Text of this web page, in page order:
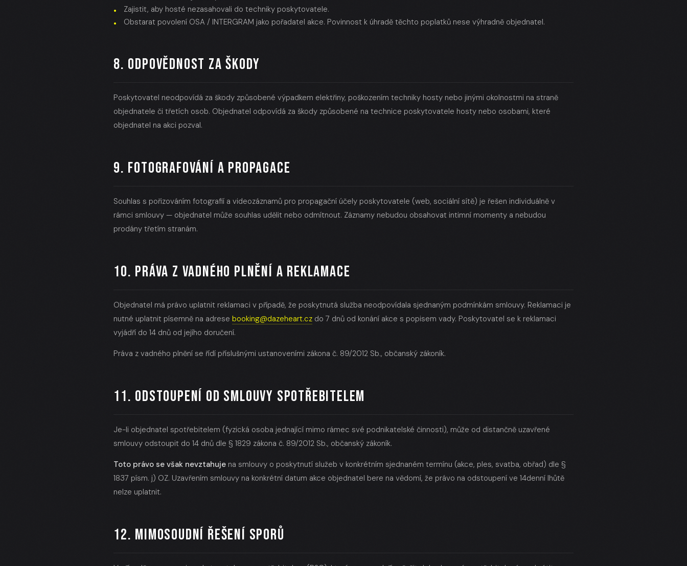
Zajistit, aby hosté nezasahovali do techniky poskytovatele.
Obstarat povolení OSA / INTERGRAM jako pořadatel akce. Povinnost k úhradě těchto poplatků nese výhradně objednatel.
8. ODPOVĚDNOST ZA ŠKODY
Poskytovatel neodpovídá za škody způsobené výpadkem elektřiny, poškozením techniky hosty nebo jinými okolnostmi na straně
objednatele či třetích osob. Objednatel odpovídá za škody způsobené na technice poskytovatele hosty nebo osobami, které
objednatel na akci pozval.
9. FOTOGRAFOVÁNÍ A PROPAGACE
Souhlas s pořizováním fotografií a videozáznamů pro propagační účely poskytovatele (web, sociální sítě) je řešen individuálně v
rámci smlouvy — objednatel může souhlas udělit nebo odmítnout. Záznamy nebudou obsahovat intimní momenty a nebudou
prodány třetím stranám.
10. PRÁVA Z VADNÉHO PLNĚNÍ A REKLAMACE
Objednatel má právo uplatnit reklamaci v případě, že poskytnutá služba neodpovídala sjednaným podmínkám smlouvy. Reklamaci je
nutné uplatnit písemně na adrese booking@dazeheart.cz do 7 dnů od konání akce s popisem vady. Poskytovatel se k reklamaci
vyjádří do 14 dnů od jejího doručení.
Práva z vadného plnění se řídí příslušnými ustanoveními zákona č. 89/2012 Sb., občanský zákoník.
11. ODSTOUPENÍ OD SMLOUVY SPOTŘEBITELEM
Je-li objednatel spotřebitelem (fyzická osoba jednající mimo rámec své podnikatelské činnosti), může od distančně uzavřené
smlouvy odstoupit do 14 dnů dle § 1829 zákona č. 89/2012 Sb., občanský zákoník.
Toto právo se však nevztahuje na smlouvy o poskytnutí služeb v konkrétním sjednaném termínu (akce, ples, svatba, obřad) dle §
1837 písm. j) OZ. Uzavřením smlouvy na konkrétní datum akce objednatel bere na vědomí, že právo na odstoupení ve 14denní lhůtě
nelze uplatnit.
12. MIMOSOUDNÍ ŘEŠENÍ SPORŮ